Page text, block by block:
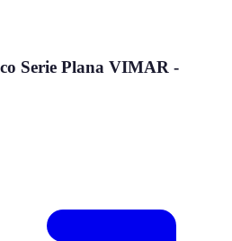
Serie Plana VIMAR -